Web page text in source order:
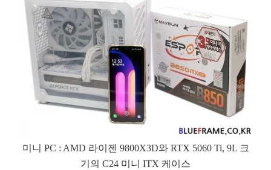
미니 PC : AMD 라이젠 9800X3D와 RTX 5060 Ti, 9L 크
기의 C24 미니 ITX 케이스